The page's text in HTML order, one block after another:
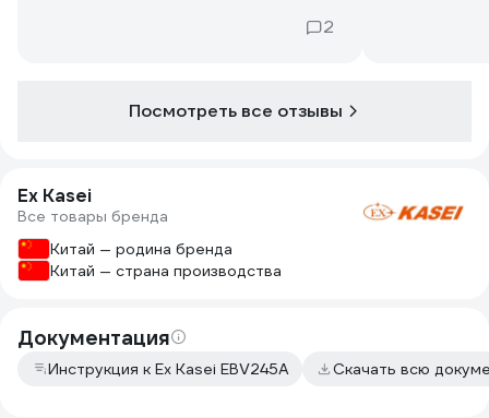
сухой, по инструкции он
транспортировочного масла из
картера, у меня слилось около 15 мл.
Залейте 60 мл масла 10w-40 с
помощью мерного стакана из
комплекта.
заточите нож для мульчирования на
крыльчатке с помощью
шлифовального круга 115 или 125 УШМ.
2
Посмотреть все отзывы
Ex Kasei
Все товары бренда
Китай — родина бренда
Китай — страна производства
Документация
Инструкция к Ex Kasei EBV245A Скачать всю